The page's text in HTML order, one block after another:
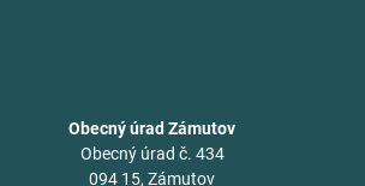
Obecný úrad Zámutov
Obecný úrad č. 434
094 15, Zámutov